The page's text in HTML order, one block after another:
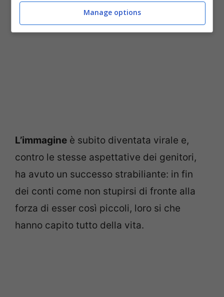
L’immagine è subito diventata virale e,
contro le stesse aspettative dei genitori,
ha avuto un successo strabiliante: in fin
dei conti come non stupirsi di fronte alla
forza di esser così piccoli, loro si che
hanno capito tutto della vita.
Manage options